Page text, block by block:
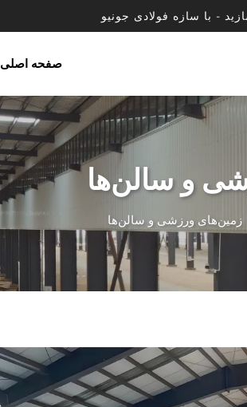
- با سازه فولادی جونیو
صفحه اصلی
و سالن‌ها
زمین‌های ورزشی و سالن‌ها